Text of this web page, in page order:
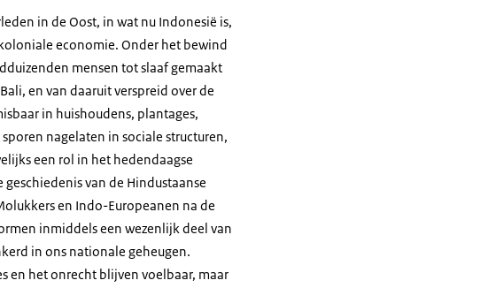
in de Oost, in wat nu Indonesië is,
economie. Onder het bewind
mensen tot slaaf gemaakt
en van daaruit verspreid over de
in huishoudens, plantages,
nagelaten in sociale structuren,
een rol in het hedendaagse
van de Hindustaanse
en Indo-Europeanen na de
inmiddels een wezenlijk deel van
in ons nationale geheugen.
en het onrecht blijven voelbaar, maar